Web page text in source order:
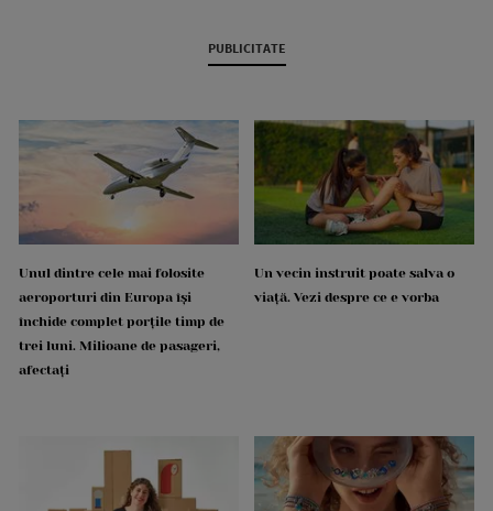
PUBLICITATE
Unul dintre cele mai folosite
aeroporturi din Europa își
închide complet porțile timp de
trei luni. Milioane de pasageri,
afectați
Un vecin instruit poate salva o
viață. Vezi despre ce e vorba